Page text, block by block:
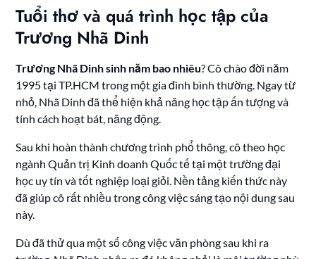
Tuổi thơ và quá trình học tập của
Trương Nhã Dinh
Trương Nhã Dinh sinh năm bao nhiêu? Cô chào đời năm
1995 tại TP.HCM trong một gia đình bình thường. Ngay từ
nhỏ, Nhã Dinh đã thể hiện khả năng học tập ấn tượng và
tính cách hoạt bát, năng động.
Sau khi hoàn thành chương trình phổ thông, cô theo học
ngành Quản trị Kinh doanh Quốc tế tại một trường đại
học uy tín và tốt nghiệp loại giỏi. Nền tảng kiến thức này
đã giúp cô rất nhiều trong công việc sáng tạo nội dung sau
này.
Dù đã thử qua một số công việc văn phòng sau khi ra